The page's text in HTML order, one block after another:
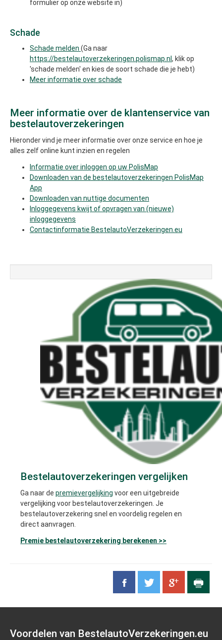
formulier op onze website in)
Schade
Schade melden (Ga naar
https://bestelautoverzekeringen.polismap.nl, klik op
'schade melden' en kies de soort schade die je hebt)
Meer informatie over schade
Meer informatie over de klantenservice van
bestelautoverzekeringen
Hieronder vind je meer informatie over onze service en hoe je
alles zelf online kunt inzien en regelen
Informatie over inloggen op uw PolisMap
Downloaden van de bestelautoverzekeringen PolisMap
App
Downloaden van nuttige documenten
Inloggegevens kwijt of opvragen van (nieuwe)
inloggegevens
Contactinformatie BestelautoVerzekeringen.eu
Bestelautoverzekeringen vergelijken
Ga naar de premievergelijking voor een uitgebreide
vergelijking voor bestelautoverzekeringen. Je
bestelautoverzekering snel en voordelig regelen en
direct aanvragen.
Premie bestelautoverzekering berekenen >>
Voordelen van BestelautoVerzekeringen.eu